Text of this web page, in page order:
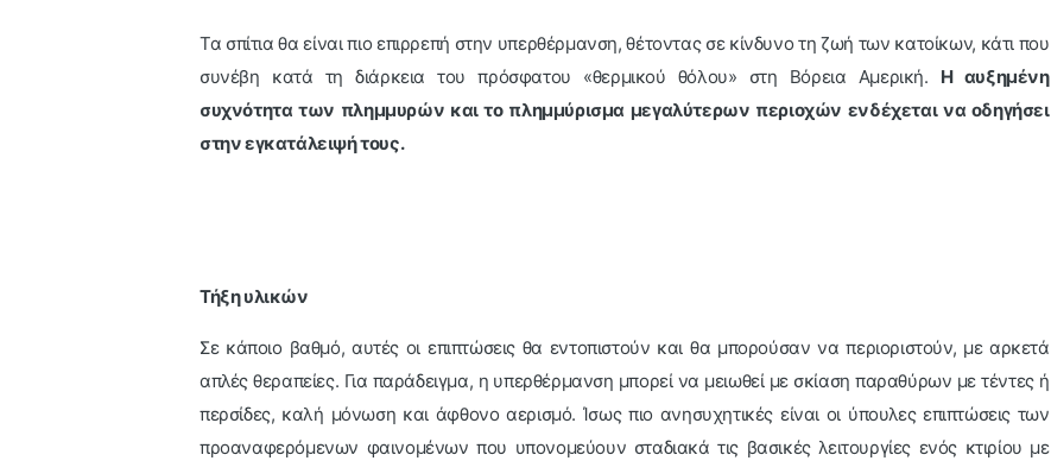
Τα σπίτια θα είναι πιο επιρρεπή στην υπερθέρμανση, θέτοντας σε κίνδυνο τη ζωή των κατοίκων, κάτι που
συνέβη κατά τη διάρκεια του πρόσφατου «θερμικού θόλου» στη Βόρεια Αμερική. Η αυξημένη
συχνότητα των πλημμυρών και το πλημμύρισμα μεγαλύτερων περιοχών ενδέχεται να οδηγήσει
στην εγκατάλειψή τους.
Τήξη υλικών
Σε κάποιο βαθμό, αυτές οι επιπτώσεις θα εντοπιστούν και θα μπορούσαν να περιοριστούν, με αρκετά
απλές θεραπείες. Για παράδειγμα, η υπερθέρμανση μπορεί να μειωθεί με σκίαση παραθύρων με τέντες ή
περσίδες, καλή μόνωση και άφθονο αερισμό. Ίσως πιο ανησυχητικές είναι οι ύπουλες επιπτώσεις των
προαναφερόμενων φαινομένων που υπονομεύουν σταδιακά τις βασικές λειτουργίες ενός κτιρίου με